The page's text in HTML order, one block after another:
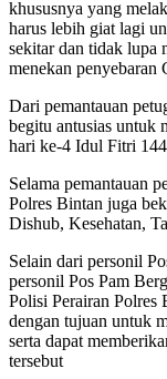
khususnya yang
harus lebih giat lagi
sekitar dan tidak lupa
menekan
Dari pemantauan
begitu antusias untuk
hari ke-4 Idul Fitri
Selama pemantauan
Polres Bintan juga
Dishub, Kesehatan,
Selain dari personil
personil Pos Pam
Polisi Perairan Polres
dengan tujuan untuk
serta dapat
tersebut